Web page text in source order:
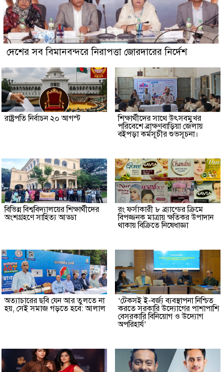
দেশের সব বিমানবন্দরে নিরাপত্তা জোরদারের নির্দেশ
রাষ্ট্রপতি নির্বাচন ২০ আগস্ট
শিক্ষার্থীদের সাথে উৎসবমুখর
পরিবেশে ব্রাক্ষণবাড়িয়া জেলায়
বইপড়া কর্মসূচীর শুভসূচনা।
বিভিন্ন বিশ্ববিদ্যালয়ের শিক্ষার্থীদের
অংশগ্রহণে সাহিত্য আড্ডা
রং ফর্সাকারী ৮ ব্র্যান্ডের ক্রিমে
বিপজ্জনক মাত্রায় ক্ষতিকর উপাদান
থাকায় বিক্রিতে নিষেধাজ্ঞা
অত্যাচারের ছবি যেন আর তুলতে না
হয়, সেই সমাজ গড়তে হবে: আলাল
‘টেকসই ই-বর্জ্য ব্যবস্থাপনা নিশ্চিত
করতে সরকারি উদ্যোগের পাশাপাশি
বেসরকারি বিনিয়োগ ও উদ্যোগ
অপরিহার্য’